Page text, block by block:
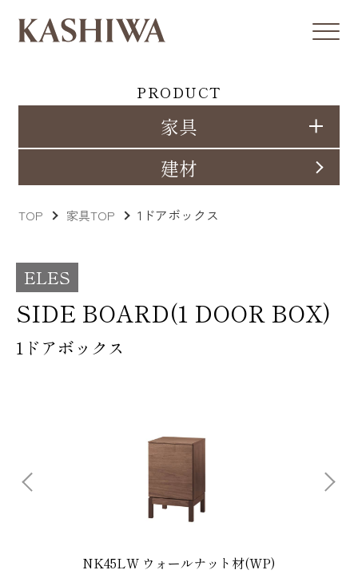
PRODUCT
家具
建材
TOP 家具TOP 1ドアボックス
ELES
SIDE BOARD(1 DOOR BOX)
1ドアボックス
NK45LW ウォールナット材(WP)